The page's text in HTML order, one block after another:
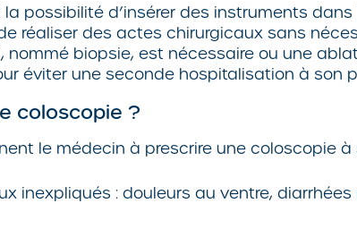
possibilité d’insérer des instruments
réaliser des actes chirurgicaux sans
nommé biopsie, est nécessaire ou une
éviter une seconde hospitalisation à son
coloscopie ?
le médecin à prescrire une coloscopie
inexpliqués : douleurs au ventre,